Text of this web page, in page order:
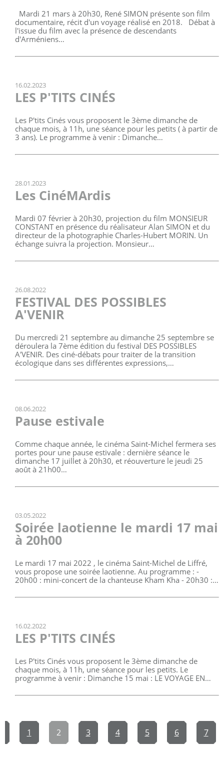
Mardi 21 mars à 20h30, René SIMON présente son film
documentaire, récit d'un voyage réalisé en 2018. Débat à
l'issue du film avec la présence de descendants
d'Arméniens…
16.02.2023
LES P'TITS CINÉS
Les P'tits Cinés vous proposent le 3ème dimanche de
chaque mois, à 11h, une séance pour les petits ( à partir de
3 ans). Le programme à venir : Dimanche…
28.01.2023
Les CinéMArdis
Mardi 07 février à 20h30, projection du film MONSIEUR
CONSTANT en présence du réalisateur Alan SIMON et du
directeur de la photographie Charles-Hubert MORIN. Un
échange suivra la projection. Monsieur…
26.08.2022
FESTIVAL DES POSSIBLES
A'VENIR
Du mercredi 21 septembre au dimanche 25 septembre se
déroulera la 7ème édition du festival DES POSSIBLES
A'VENIR. Des ciné-débats pour traiter de la transition
écologique dans ses différentes expressions,…
08.06.2022
Pause estivale
Comme chaque année, le cinéma Saint-Michel fermera ses
portes pour une pause estivale : dernière séance le
dimanche 17 juillet à 20h30, et réouverture le jeudi 25
août à 21h00…
03.05.2022
Soirée laotienne le mardi 17 mai
à 20h00
Le mardi 17 mai 2022 , le cinéma Saint-Michel de Liffré,
vous propose une soirée laotienne. Au programme : -
20h00 : mini-concert de la chanteuse Kham Kha - 20h30 :…
16.02.2022
LES P'TITS CINÉS
Les P'tits Cinés vous proposent le 3ème dimanche de
chaque mois, à 11h, une séance pour les petits. Le
programme à venir : Dimanche 15 mai : LE VOYAGE EN…
1 2 3 4 5 6 7